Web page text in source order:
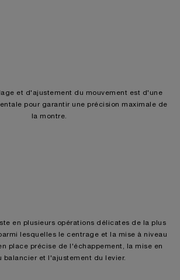
et d'ajustement du mouvement est d'une
pour garantir une précision maximale de
la montre.
en plusieurs opérations délicates de la plus
lesquelles le centrage et la mise à niveau
place précise de l'échappement, la mise en
balancier et l'ajustement du levier.